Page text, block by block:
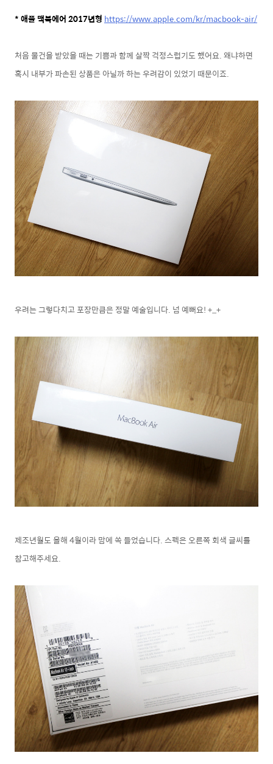
* 애플 맥북에어 2017년형 https://www.apple.com/kr/macbook-air/
처음 물건을 받았을 때는 기쁨과 함께 살짝 걱정스럽기도 했어요. 왜냐하면
혹시 내부가 파손된 상품은 아닐까 하는 우려감이 있었기 때문이죠.
우려는 그렇다치고 포장만큼은 정말 예술입니다. 넘 예뻐요! +_+
제조년월도 올해 4월이라 맘에 쏙 들었습니다. 스펙은 오른쪽 회색 글씨를
참고해주세요.